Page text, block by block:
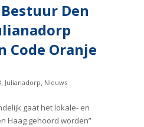
Den
Code Oranje
, Julianadorp, Nieuws
gaat het lokale- en
Haag gehoord worden”